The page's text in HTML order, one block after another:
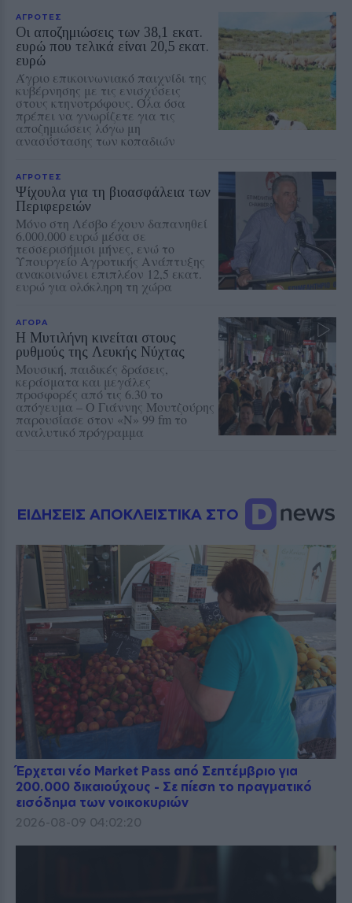
ΑΓΡΟΤΕΣ
Οι αποζημιώσεις των 38,1 εκατ.
ευρώ που τελικά είναι 20,5 εκατ.
ευρώ
Άγριο επικοινωνιακό παιχνίδι της
κυβέρνησης με τις ενισχύσεις
στους κτηνοτρόφους. Όλα όσα
πρέπει να γνωρίζετε για τις
αποζημιώσεις λόγω μη
ανασύστασης των κοπαδιών
ΑΓΡΟΤΕΣ
Ψίχουλα για τη βιοασφάλεια των
Περιφερειών
Μόνο στη Λέσβο έχουν δαπανηθεί
6.000.000 ευρώ μέσα σε
τεσσερισήμισι μήνες, ενώ το
Υπουργείο Αγροτικής Ανάπτυξης
ανακοινώνει επιπλέον 12,5 εκατ.
ευρώ για ολόκληρη τη χώρα
ΑΓΟΡΑ
Η Μυτιλήνη κινείται στους
ρυθμούς της Λευκής Νύχτας
Μουσική, παιδικές δράσεις,
κεράσματα και μεγάλες
προσφορές από τις 6.30 το
απόγευμα – Ο Γιάννης Μουτζούρης
παρουσίασε στον «Ν» 99 fm το
αναλυτικό πρόγραμμα
ΕΙΔΗΣΕΙΣ ΑΠΟΚΛΕΙΣΤΙΚΑ ΣΤΟ
Έρχεται νέο Market Pass από Σεπτέμβριο για
200.000 δικαιούχους - Σε πίεση το πραγματικό
εισόδημα των νοικοκυριών
2026-08-09 04:02:20